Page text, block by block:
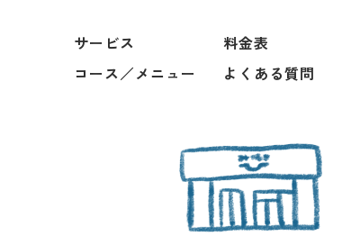
サービス 料金表
コース／メニュー
よくある質問